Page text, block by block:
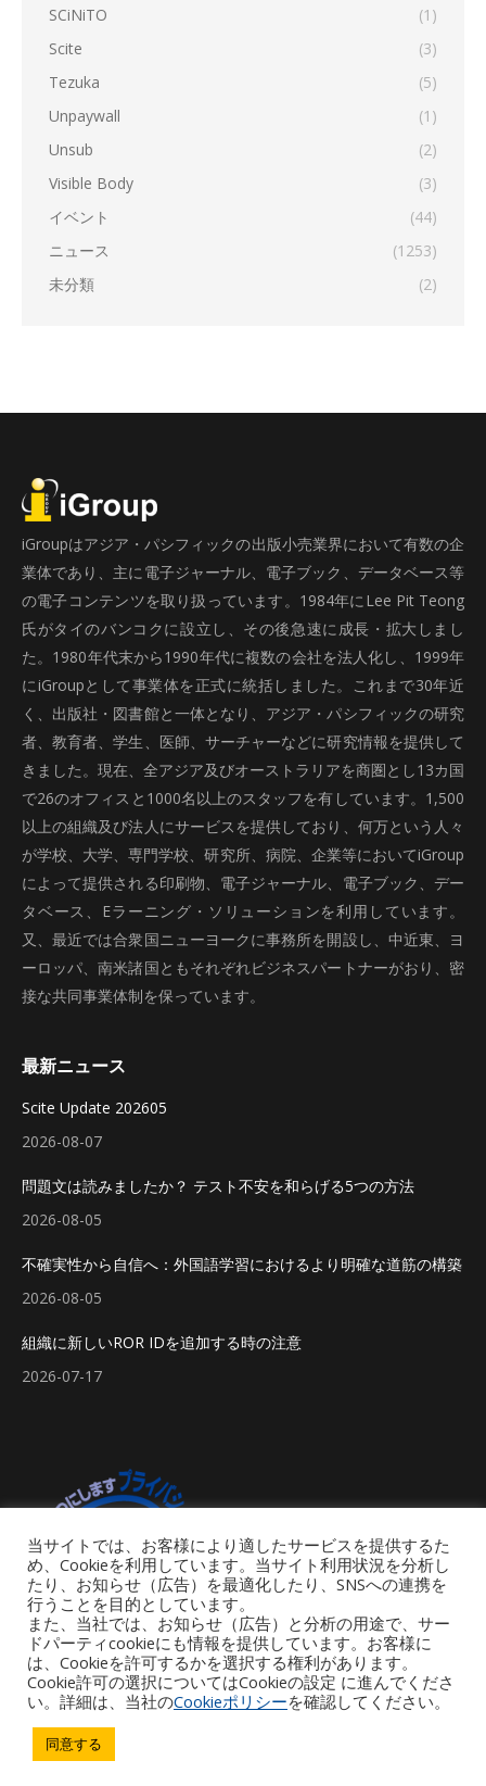
SCiNiTO
(1)
Scite
(3)
Tezuka
(5)
Unpaywall
(1)
Unsub
(2)
Visible Body
(3)
イベント
(44)
ニュース
(1253)
未分類
(2)
iGroupはアジア・パシフィックの出版小売業界において有数の企
業体であり、主に電子ジャーナル、電子ブック、データベース等
の電子コンテンツを取り扱っています。1984年にLee Pit Teong
氏がタイのバンコクに設立し、その後急速に成長・拡大しまし
た。1980年代末から1990年代に複数の会社を法人化し、1999年
にiGroupとして事業体を正式に統括しました。これまで30年近
く、出版社・図書館と一体となり、アジア・パシフィックの研究
者、教育者、学生、医師、サーチャーなどに研究情報を提供して
きました。現在、全アジア及びオーストラリアを商圏とし13カ国
で26のオフィスと1000名以上のスタッフを有しています。1,500
以上の組織及び法人にサービスを提供しており、何万という人々
が学校、大学、専門学校、研究所、病院、企業等においてiGroup
によって提供される印刷物、電子ジャーナル、電子ブック、デー
タベース、Eラーニング・ソリューションを利用しています。
又、最近では合衆国ニューヨークに事務所を開設し、中近東、ヨ
ーロッパ、南米諸国ともそれぞれビジネスパートナーがおり、密
接な共同事業体制を保っています。
最新ニュース
Scite Update 202605
2026-08-07
問題文は読みましたか？ テスト不安を和らげる5つの方法
2026-08-05
不確実性から自信へ：外国語学習におけるより明確な道筋の構築
2026-08-05
組織に新しいROR IDを追加する時の注意
2026-07-17
Copyright © 2026 iGroup Japan. All rights reserved. Powered by iGroup
当サイトでは、お客様により適したサービスを提供するた
め、Cookieを利用しています。当サイト利用状況を分析し
たり、お知らせ（広告）を最適化したり、SNSへの連携を
行うことを目的としています。
また、当社では、お知らせ（広告）と分析の用途で、サー
ドパーティcookieにも情報を提供しています。お客様に
は、Cookieを許可するかを選択する権利があります。
Cookie許可の選択についてはCookieの設定 に進んでくださ
い。詳細は、当社のCookieポリシーを確認してください。
同意する